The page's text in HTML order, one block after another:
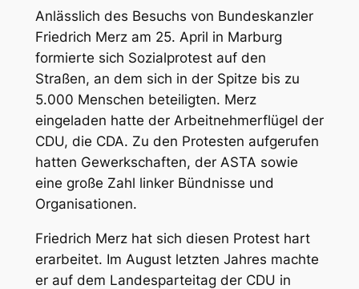
Anlässlich des Besuchs von Bundeskanzler
Friedrich Merz am 25. April in Marburg
formierte sich Sozialprotest auf den
Straßen, an dem sich in der Spitze bis zu
5.000 Menschen beteiligten. Merz
eingeladen hatte der Arbeitnehmerflügel der
CDU, die CDA. Zu den Protesten aufgerufen
hatten Gewerkschaften, der ASTA sowie
eine große Zahl linker Bündnisse und
Organisationen.
Friedrich Merz hat sich diesen Protest hart
erarbeitet. Im August letzten Jahres machte
er auf dem Landesparteitag der CDU in